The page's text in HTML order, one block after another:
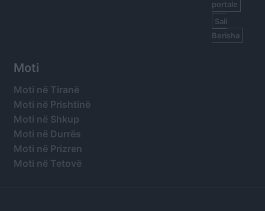
portale
Sali
Berisha
Moti
Moti në Tiranë
Moti në Prishtinë
Moti në Shkup
Moti në Durrës
Moti në Prizren
Moti në Tetovë